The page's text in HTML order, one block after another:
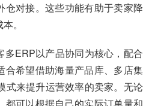
仓对接。这些功能有助于卖家降
。
多ERP以产品协同为核心，配合
合希望借助海量产品库、多店集
式来提升运营效率的卖家。无论